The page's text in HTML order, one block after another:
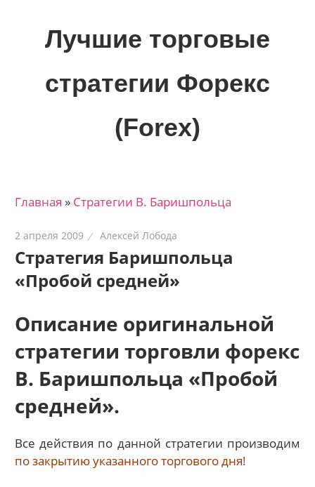
Лучшие торговые
стратегии Форекс
(Forex)
трейдеров
финансовых
рынках:
стратегии,
сигналы,
Главная » Стратегии В. Баришпольца
2 апреля 2009 Алексей Лобода
Стратегия Баришпольца
«Пробой средней»
Описание оригинальной
стратегии торговли форекс
В. Баришпольца «Пробой
средней».
Все действия по данной стратегии производим
по закрытию указанного торгового дня!